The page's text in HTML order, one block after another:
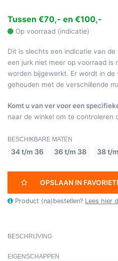
Tussen €70,- en €100,-
Op voorraad (indicatie)
Dit is slechts een indicatie van
een jurk niet meer op voorraad is
worden bijgewerkt. Er wordt in de
gehouden met de verschillende
Komt u van ver voor een
naar de winkel om te controleren
BESCHIKBARE MATEN
34 t/m 36 36 t/m 38 38 t/
OPSLAAN IN
Product (na)bestellen? Lees hier
BESCHRIJVING
EIGENSCHAPPEN